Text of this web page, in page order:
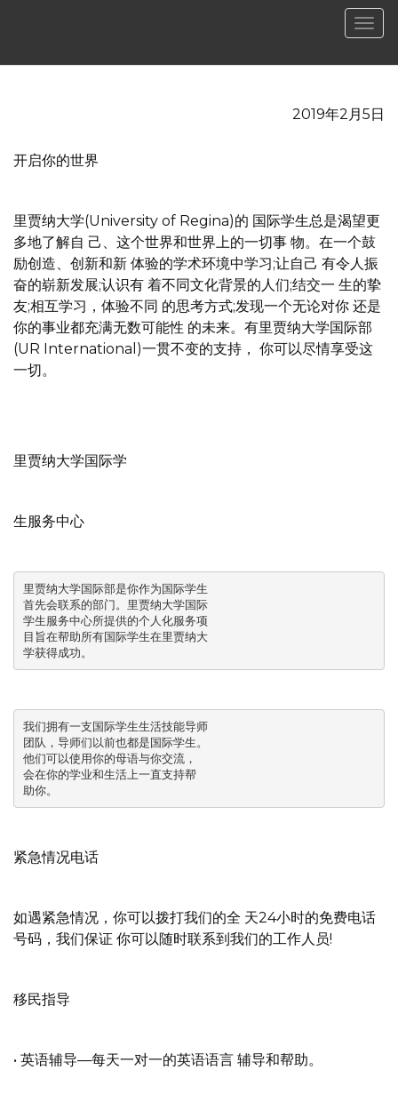
菜
2019年2月5日
开启你的世界
里贾纳大学(University of Regina)的 国际学生总是渴望更
多地了解自 己、这个世界和世界上的一切事 物。在一个鼓
励创造、创新和新 体验的学术环境中学习;让自己 有令人振
奋的崭新发展;认识有 着不同文化背景的人们;结交一 生的挚
友;相互学习，体验不同 的思考方式;发现一个无论对你 还是
你的事业都充满无数可能性 的未来。有里贾纳大学国际部
(UR International)一贯不变的支持， 你可以尽情享受这
一切。
里贾纳大学国际学
生服务中心
里贾纳大学国际部是你作为国际学生
首先会联系的部门。里贾纳大学国际
学生服务中心所提供的个人化服务项
目旨在帮助所有国际学生在里贾纳大
学获得成功。
我们拥有一支国际学生生活技能导师
团队，导师们以前也都是国际学生。
他们可以使用你的母语与你交流，
会在你的学业和生活上一直支持帮
助你。
紧急情况电话
如遇紧急情况，你可以拨打我们的全 天24小时的免费电话
号码，我们保证 你可以随时联系到我们的工作人员!
移民指导
• 英语辅导—每天一对一的英语语言 辅导和帮助。